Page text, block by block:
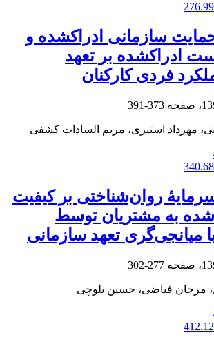
بررسی تأثیر حمایت سازمانی ادراک‎شده و
حمایت سرپرست ادراک‎شده بر تعهد
فردی کارکنان
373-391
مهرداد استیری، مریم السادات کشفی
روان‌شناختی بر کیفیت
شده به مشتریان توسط
میانجی‌گری تعهد سازمانی
277-302
مرجان فیاضی، حسین بلوچی